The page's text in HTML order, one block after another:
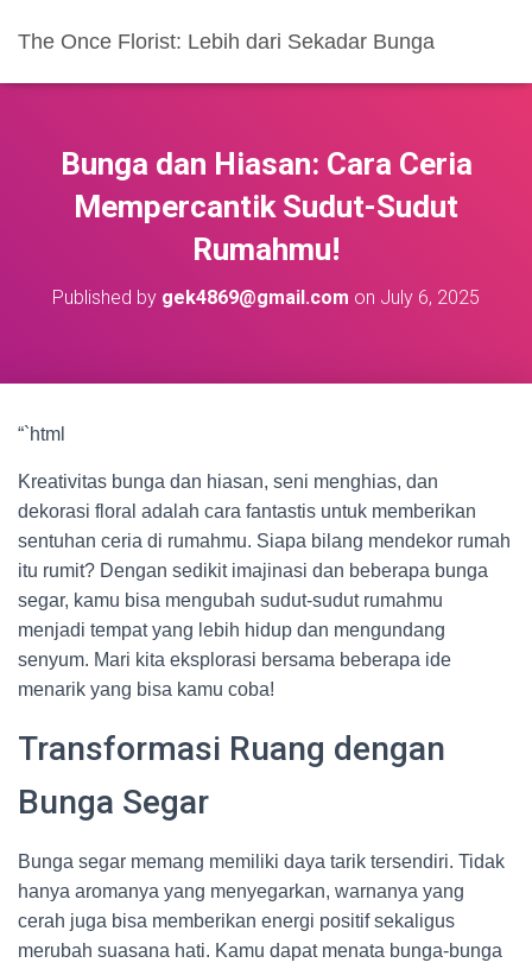
The Once Florist: Lebih dari Sekadar Bunga
Bunga dan Hiasan: Cara Ceria
Mempercantik Sudut-Sudut
Rumahmu!
Published by gek4869@gmail.com on July 6, 2025
“`html
Kreativitas bunga dan hiasan, seni menghias, dan
dekorasi floral adalah cara fantastis untuk memberikan
sentuhan ceria di rumahmu. Siapa bilang mendekor rumah
itu rumit? Dengan sedikit imajinasi dan beberapa bunga
segar, kamu bisa mengubah sudut-sudut rumahmu
menjadi tempat yang lebih hidup dan mengundang
senyum. Mari kita eksplorasi bersama beberapa ide
menarik yang bisa kamu coba!
Transformasi Ruang dengan
Bunga Segar
Bunga segar memang memiliki daya tarik tersendiri. Tidak
hanya aromanya yang menyegarkan, warnanya yang
cerah juga bisa memberikan energi positif sekaligus
merubah suasana hati. Kamu dapat menata bunga-bunga